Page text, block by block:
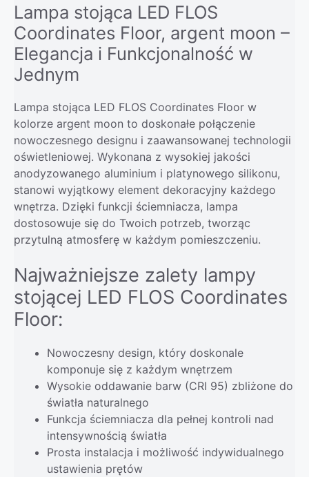
Lampa stojąca LED FLOS
Coordinates Floor, argent moon –
Elegancja i Funkcjonalność w
Jednym
Lampa stojąca LED FLOS Coordinates Floor w
kolorze argent moon to doskonałe połączenie
nowoczesnego designu i zaawansowanej technologii
oświetleniowej. Wykonana z wysokiej jakości
anodyzowanego aluminium i platynowego silikonu,
stanowi wyjątkowy element dekoracyjny każdego
wnętrza. Dzięki funkcji ściemniacza, lampa
dostosowuje się do Twoich potrzeb, tworząc
przytulną atmosferę w każdym pomieszczeniu.
Najważniejsze zalety lampy
stojącej LED FLOS Coordinates
Floor:
Nowoczesny design, który doskonale
komponuje się z każdym wnętrzem
Wysokie oddawanie barw (CRI 95) zbliżone do
światła naturalnego
Funkcja ściemniacza dla pełnej kontroli nad
intensywnością światła
Prosta instalacja i możliwość indywidualnego
ustawienia prętów